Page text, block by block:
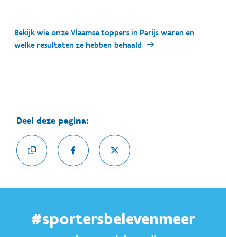
Bekijk wie onze Vlaamse toppers in Parijs waren en
welke resultaten ze hebben behaald
Deel deze pagina:
#sportersbelevenmeer